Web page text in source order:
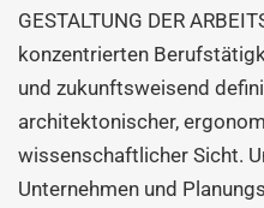
GESTALTUNG DER
konzentrierten
und zukunftsweisend
architektonischer,
wissenschaftlicher Sicht.
Unternehmen und